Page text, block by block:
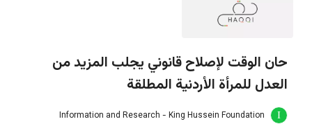
حان الوقت لإصلاح قانوني يجلب المزيد من
العدل للمرأة الأردنية المطلقة
Information and Research - King Hussein Foundation